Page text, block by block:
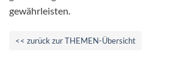
gewährleisten.
<< zurück zur THEMEN-Übersicht